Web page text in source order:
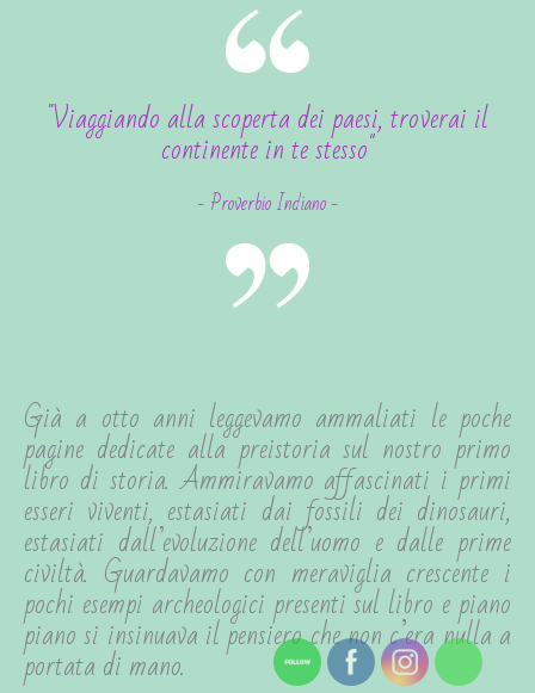
"Viaggiando alla scoperta dei paesi, troverai il
continente in te stesso"
- Proverbio Indiano -
Già a otto anni leggevamo ammaliati le poche
pagine dedicate alla preistoria sul nostro primo
libro di storia. Ammiravamo affascinati i primi
esseri viventi, estasiati dai fossili dei dinosauri,
estasiati dall’evoluzione dell’uomo e dalle prime
civiltà. Guardavamo con meraviglia crescente i
pochi esempi archeologici presenti sul libro e piano
piano si insinuava il pensiero che non c’era nulla a
portata di mano.